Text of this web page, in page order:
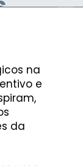
na
e
da